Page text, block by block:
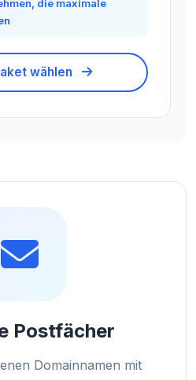
die maximale
wählen
Postfächer
Domainnamen mit